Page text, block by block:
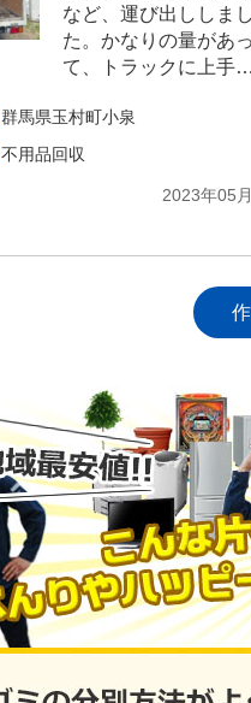
など、運び出ししまし
た。かなりの量があっ
て、トラックに上手…
群馬県玉村町小泉
不用品回収
2023年05